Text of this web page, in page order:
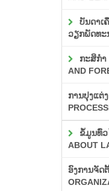
ບັນດາເ
ວຽກພັດທະ
ກະສິກຳ
AND
ການປຸງແຕ່
ຂໍ້ມູນທົ່ວ
ABOUT
ອົງການຈັດ